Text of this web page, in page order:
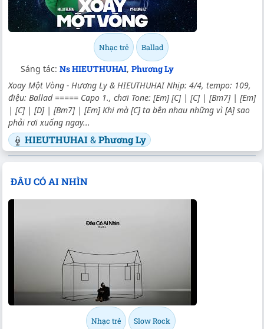
Nhạc trẻ Ballad
Sáng tác: Ns HIEUTHUHAI, Phương Ly
Xoay Một Vòng - Hương Ly & HIEUTHUHAI Nhịp: 4/4, tempo: 109,
điệu: Ballad ===== Capo 1., chơi Tone: [Em] [C] | [C] | [Bm7] | [Em]
| [C] | [D] | [Bm7] | [Em] Khi mà [C] ta bên nhau những vì [A] sao
phải rơi xuống ngay...
HIEUTHUHAI&Phương Ly
ĐÂU CÓ AI NHÌN
Nhạc trẻ Slow Rock